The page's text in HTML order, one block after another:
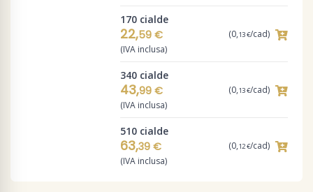
170 cialde
22,59 € (0,13 €/cad)
(IVA inclusa)
340 cialde
43,99 € (0,13 €/cad)
(IVA inclusa)
510 cialde
63,39 € (0,12 €/cad)
(IVA inclusa)